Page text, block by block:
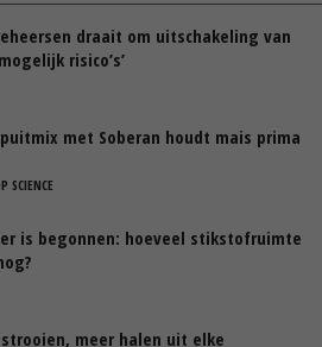
draait om uitschakeling van
risico’s’
met Soberan houdt mais prima
SCIENCE
is begonnen: hoeveel stikstofruimte
meer halen uit elke